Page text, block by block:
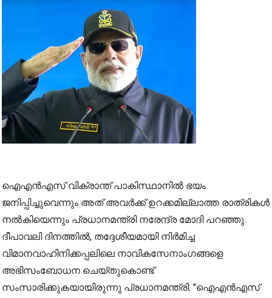
ഐഎൻഎസ് വിക്രാന്ത് പാകിസ്ഥാനിൽ ഭയം
ജനിപ്പിച്ചുവെന്നും അത് അവർക്ക് ഉറക്കമില്ലാത്ത രാത്രികൾ
നൽകിയെന്നും പ്രധാനമന്ത്രി നരേന്ദ്ര മോദി പറഞ്ഞു.
ദീപാവലി ദിനത്തില്‍, തദ്ദേശീയമായി നിർമിച്ച
വിമാനവാഹിനിക്കപ്പലിലെ നാവികസേനാംഗങ്ങളെ
അഭിസംബോധന ചെയ്തുകൊണ്ട്
സംസാരിക്കുകയായിരുന്നു പ്രധാനമന്ത്രി. "ഐഎൻഎസ്